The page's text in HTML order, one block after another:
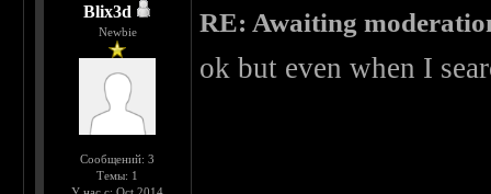
Blix3d
Newbie
Сообщений: 3
Темы: 1
RE: Awaiting
ok but even when I